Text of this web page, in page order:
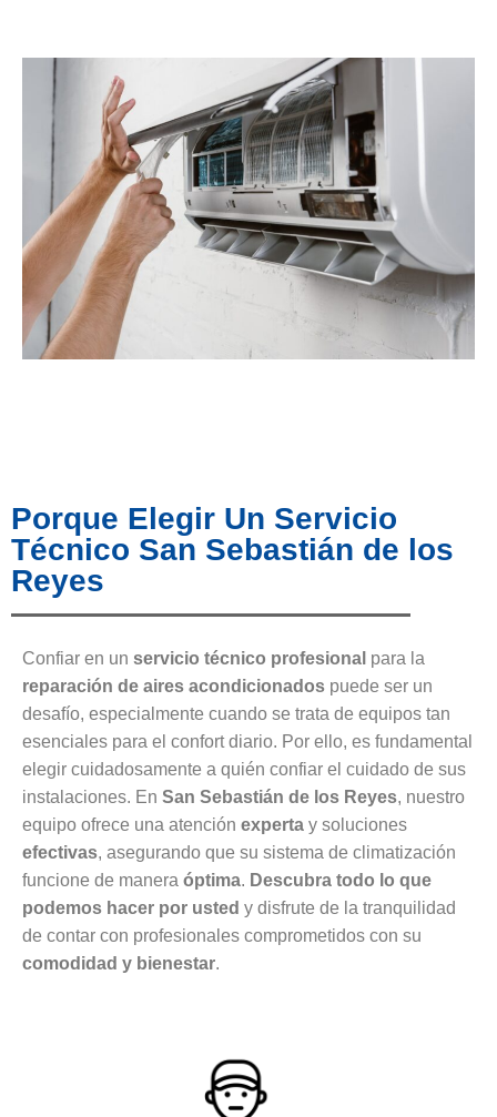
Porque Elegir Un Servicio
Técnico San Sebastián de los
Reyes
Confiar en un servicio técnico profesional para la
reparación de aires acondicionados puede ser un
desafío, especialmente cuando se trata de equipos tan
esenciales para el confort diario. Por ello, es fundamental
elegir cuidadosamente a quién confiar el cuidado de sus
instalaciones. En San Sebastián de los Reyes, nuestro
equipo ofrece una atención experta y soluciones
efectivas, asegurando que su sistema de climatización
funcione de manera óptima. Descubra todo lo que
podemos hacer por usted y disfrute de la tranquilidad
de contar con profesionales comprometidos con su
comodidad y bienestar.